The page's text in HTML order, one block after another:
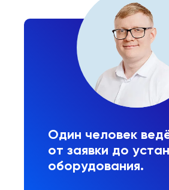
Один человек
от заявки до
оборудования.